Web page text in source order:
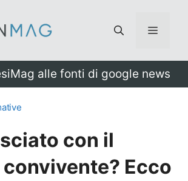
Menu
alle fonti di google news
con il
Ecco